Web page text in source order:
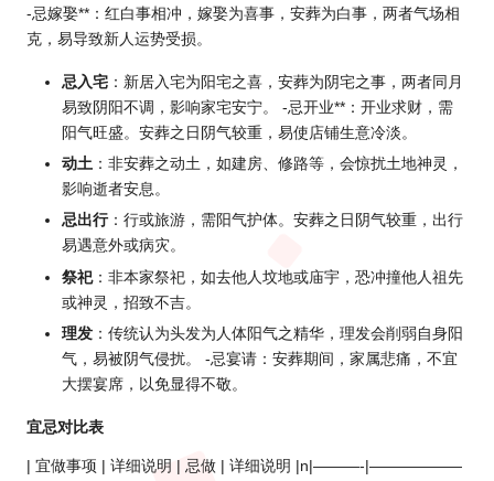
-忌嫁娶**：红白事相冲，嫁娶为喜事，安葬为白事，两者气场相
克，易导致新人运势受损。
忌入宅 ：新居入宅为阳宅之喜，安葬为阴宅之事，两者同月
易致阴阳不调，影响家宅安宁。 -忌开业**：开业求财，需
阳气旺盛。安葬之日阴气较重，易使店铺生意冷淡。
动土 ：非安葬之动土，如建房、修路等，会惊扰土地神灵，
影响逝者安息。
忌出行：行或旅游，需阳气护体。安葬之日阴气较重，出行
易遇意外或病灾。
祭祀：非本家祭祀，如去他人坟地或庙宇，恐冲撞他人祖先
或神灵，招致不吉。
理发 ：传统认为头发为人体阳气之精华，理发会削弱自身阳
气，易被阴气侵扰。 -忌宴请：安葬期间，家属悲痛，不宜
大摆宴席，以免显得不敬。
宜忌对比表
| 宜做事项 | 详细说明 | 忌做 | 详细说明 |n|———-|——————